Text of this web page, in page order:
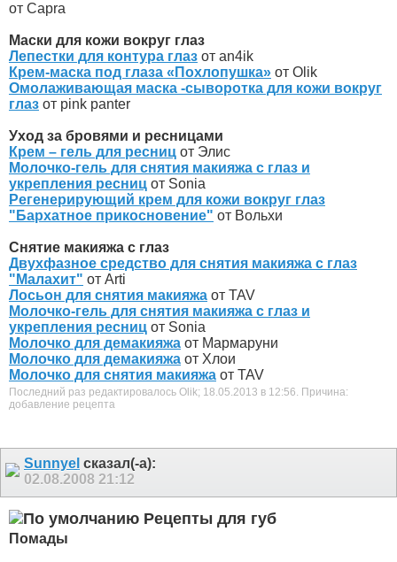
от Capra
Маски для кожи вокруг глаз
Лепестки для контура глаз от an4ik
Крем-маска под глаза «Похлопушка» от Olik
Омолаживающая маска -сыворотка для кожи вокруг
глаз от pink panter
Уход за бровями и ресницами
Крем – гель для ресниц от Элис
Молочко-гель для снятия макияжа с глаз и
укрепления ресниц от Sonia
Регенерирующий крем для кожи вокруг глаз
"Бархатное прикосновение" от Вольхи
Снятие макияжа с глаз
Двухфазное средство для снятия макияжа с глаз
"Малахит" от Arti
Лосьон для снятия макияжа от TAV
Молочко-гель для снятия макияжа с глаз и
укрепления ресниц от Sonia
Молочко для демакияжа от Мармаруни
Молочко для демакияжа от Хлои
Молочко для снятия макияжа от TAV
Последний раз редактировалось Olik; 18.05.2013 в 12:56 Причина:
добавление рецепта
Sunnyel сказал(-а):
02.08.2008 21:12
Рецепты для губ
Помады